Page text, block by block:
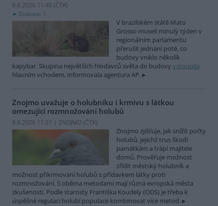
8.8.2026 11:40 (ČTK)
Diskuse: 1
V brazilském státě Mato
Grosso museli minulý týden v
regionálním parlamentu
přerušit jednání poté, co
budovy vniklo několik
kapybar. Skupina největších hlodavců světa do budovy vstoupila
hlavním vchodem, informovala agentura AP.
Znojmo uvažuje o holubníku i krmivu s látkou
omezující rozmnožování holubů
8.8.2026 11:31 | ZNOJMO (ČTK)
Znojmo zjišťuje, jak snížit počty
holubů, jejichž trus škodí
památkám a trápí majitele
domů. Prověřuje možnost
zřídit městský holubník a
možnost přikrmování holubů s přídavkem látky proti
rozmnožování. S oběma metodami mají různá evropská města
zkušenosti. Podle starosty Františka Koudely (ODS) je třeba k
úspěšné regulaci holubí populace kombinovat více metod.